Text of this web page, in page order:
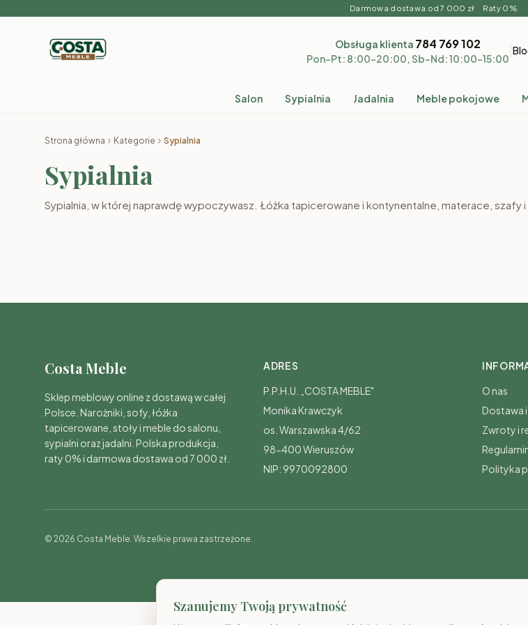
Darmowa dostawa od 7 000 zł Raty 0%
Obsługa klienta 784 769 102
Pon–Pt: 8:00–20:00, Sb–Nd: 10:00–15:00
Salon Sypialnia Jadalnia Meble pokojowe
Strona główna Kategorie Sypialnia
Sypialnia
Sypialnia, w której naprawdę wypoczywasz. Łóżka tapicerowane i kontynentalne, materace,
Łóżka Materace Stoliki nocne
Costa Meble
Sklep meblowy online z dostawą w całej
Polsce. Narożniki, sofy, łóżka
tapicerowane, stoły i meble do salonu,
sypialni oraz jadalni. Polska produkcja,
raty 0% i darmowa dostawa od 7 000 zł.
ADRES
P.P.H.U. „COSTA MEBLE"
Monika Krawczyk
os. Warszawska 4/62
98-400 Wieruszów
NIP: 9970092800
O nas
Dostawa
Zwroty i
Polityka
© 2026 Costa Meble. Wszelkie prawa zastrzeżone.
Szanujemy Twoją prywatność